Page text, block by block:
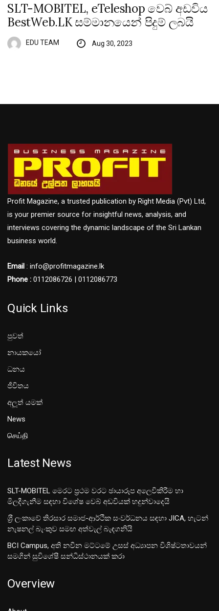
SLT-MOBITEL, eTeleshop වෙබ් අඩවිය
BestWeb.LK සම්මානයෙන් පිදුම් ලබයි
EDU TEAM Aug 30, 2023
Profit Magazine, a trusted publication by Right Media (Pvt) Ltd,
is your premier source for insightful news, analysis, and
interviews covering the dynamic landscape of the Sri Lankan
business world.
Email : info@profitmagazine.lk
Phone : 0112086726 | 0112086773
Quick Links
පුවත්
නායකයෝ
ධනය
ජීවිතය
අලූත් යමක්
News
செய்தி
Latest News
SLT-MOBITEL මෙරට ප්‍රථම වරට ඡායාරූප අලෙවිකිරීම හා
මිලදීගැනීම සඳහා විශේෂ වෙබ් අඩවියක් හදුන්වාදෙයි
ශ‍්‍රී ලංකාවේ තිරසාර සමාජ-ආර්ථික සංවර්ධනය සඳහා JICA, හැටන්
නැෂනල් බැංකුව සමඟ අත්වැල් බැඳගනියි
BCI Campus, අති නවීන මට්ටමේ උසස් අධ්‍යාපන විශිෂ්ටතාවයන්
සමගින් සුවිශේෂී සන්ධිස්ථානයක් කරා
Overview